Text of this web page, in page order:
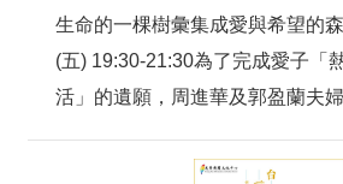
生命的一棵樹彙集成愛與希望的
(五) 19:30-21:30為了完成愛子「
活」的遺願，周進華及郭盈蘭夫